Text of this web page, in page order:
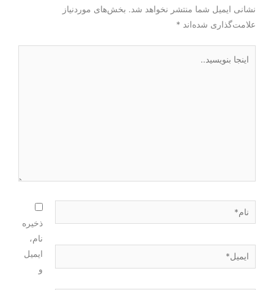
نشانی ایمیل شما منتشر نخواهد شد. بخش‌های موردنیاز
علامت‌گذاری شده‌اند
ذخیره
نام،
ایمیل
و